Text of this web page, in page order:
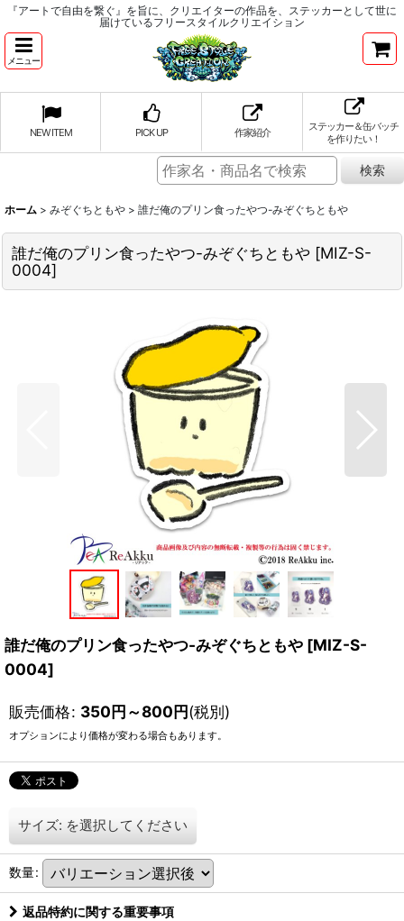
『アートで自由を繋ぐ』を旨に、クリエイターの作品を、ステッカーとして世に
届けているフリースタイルクリエイション
メニュー
NEW ITEM PICK UP 作家紹介
ステッカー＆缶バッチ
を作りたい！
ホーム > みぞぐちともや > 誰だ俺のプリン食ったやつ-みぞぐちともや
誰だ俺のプリン食ったやつ-みぞぐちともや [MIZ-S-
0004]
誰だ俺のプリン食ったやつ-みぞぐちともや [MIZ-S-
0004]
販売価格: 350円～800円(税別)
オプションにより価格が変わる場合もあります。
サイズ: を選択してください
数量:
返品特約に関する重要事項